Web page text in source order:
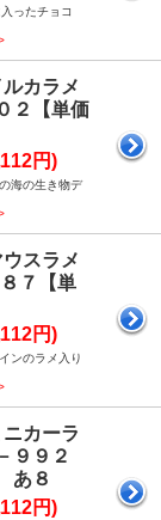
ったチョコ
カラメ
２【単価
円)
海の生き物デ
スラメ
７【単
円)
ンのラメ入り
カーラ
９９２
あ８
円)